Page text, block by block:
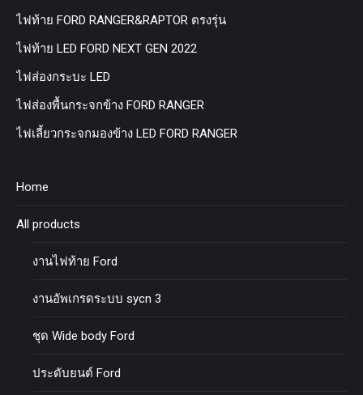
ไฟท้าย FORD RANGER&RAPTOR ตรงรุ่น
ไฟท้าย LED FORD NEXT GEN 2022
ไฟส่องกระบะ LED
ไฟส่องพื้นกระจกข้าง FORD RANGER
ไฟเลี้ยวกระจกมองข้าง LED FORD RANGER
Home
All products
งานไฟท้าย Ford
งานอัพเกรดระบบ sycn 3
ชุด Wide body Ford
ประดับยนต์ Ford